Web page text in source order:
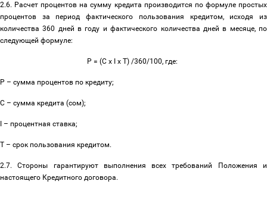
2.6. Расчет процентов на сумму кредита производится по формуле простых
процентов за период фактического пользования кредитом, исходя из
количества 360 дней в году и фактического количества дней в месяце, по
следующей формуле:
P = (C x I x T) /360/100, где:
Р – сумма процентов по кредиту;
С – сумма кредита (сом);
– процентная ставка;
Т – срок пользования кредитом.
2.7. Стороны гарантируют выполнения всех требований Положения и
настоящего Кредитного договора.